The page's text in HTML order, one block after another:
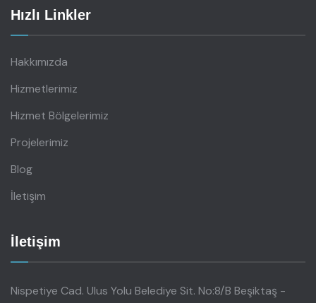
Hızlı Linkler
Hakkımızda
Hizmetlerimiz
Hizmet Bölgelerimiz
Projelerimiz
Blog
İletişim
İletişim
Nispetiye Cad. Ulus Yolu Belediye Sit. No:8/B Beşiktaş -